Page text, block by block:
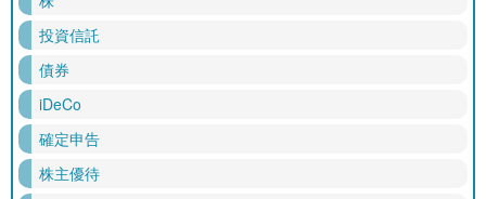
投資信託
債券
iDeCo
確定申告
株主優待